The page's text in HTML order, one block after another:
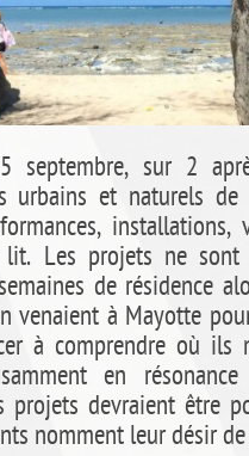
septembre, sur 2
urbains et naturels
lit. Les projets ne sont
de résidence
venaient à Mayotte
à comprendre où ils
en
projets devraient être
nomment leur désir